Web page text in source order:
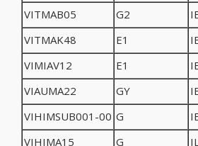
VITMAB05
G2
VITMAK48
E1
VIMIAV12
E1
VIAUMA22
GY
VIHIMSUB001-00 G
VIHIMA15
G